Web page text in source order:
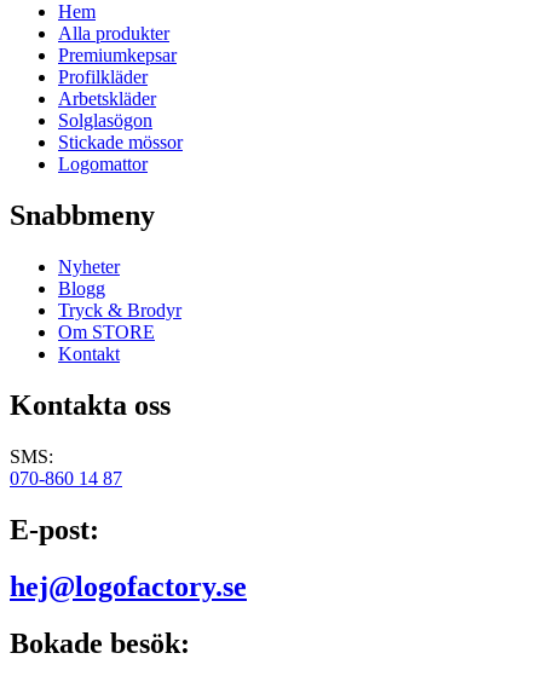
Hem
Alla produkter
Premiumkepsar
Profilkläder
Arbetskläder
Solglasögon
Stickade mössor
Logomattor
Snabbmeny
Nyheter
Blogg
Tryck & Brodyr
Om STORE
Kontakt
Kontakta oss
SMS:
070-860 14 87
E-post:
hej@logofactory.se
Bokade besök: